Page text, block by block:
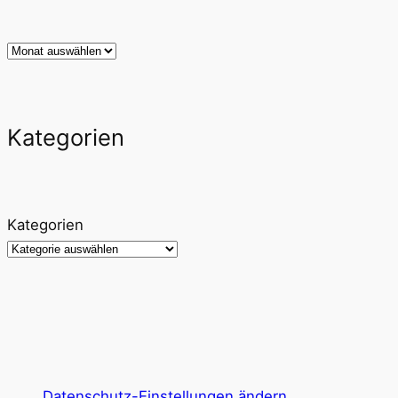
Archiv
Kategorien
Kategorien